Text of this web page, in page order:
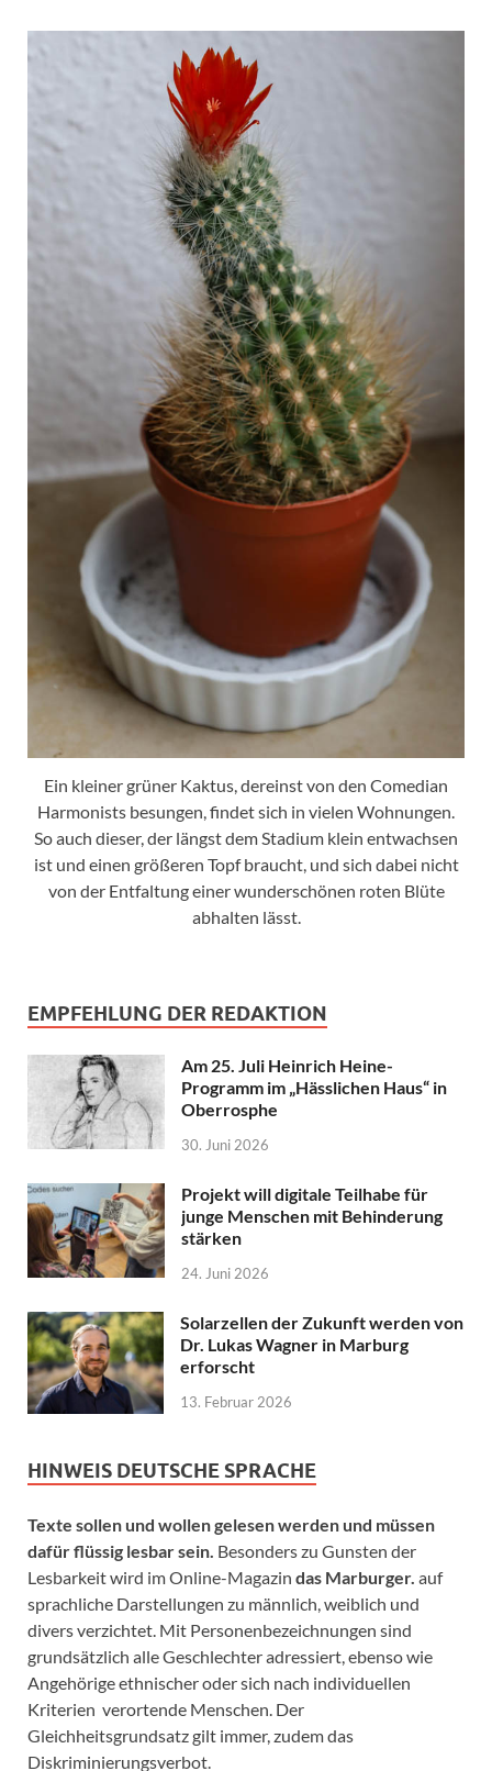
Ein kleiner grüner Kaktus, dereinst von den Comedian
Harmonists besungen, findet sich in vielen Wohnungen.
So auch dieser, der längst dem Stadium klein entwachsen
ist und einen größeren Topf braucht, und sich dabei nicht
von der Entfaltung einer wunderschönen roten Blüte
abhalten lässt.
EMPFEHLUNG DER REDAKTION
Am 25. Juli Heinrich Heine-
Programm im „Hässlichen Haus“ in
Oberrosphe
30. Juni 2026
Projekt will digitale Teilhabe für
junge Menschen mit Behinderung
stärken
24. Juni 2026
Solarzellen der Zukunft werden von
Dr. Lukas Wagner in Marburg
erforscht
13. Februar 2026
HINWEIS DEUTSCHE SPRACHE
Texte sollen und wollen gelesen werden und müssen
dafür flüssig lesbar sein. Besonders zu Gunsten der
Lesbarkeit wird im Online-Magazin das Marburger. auf
sprachliche Darstellungen zu männlich, weiblich und
divers verzichtet. Mit Personenbezeichnungen sind
grundsätzlich alle Geschlechter adressiert, ebenso wie
Angehörige ethnischer oder sich nach individuellen
Kriterien verortende Menschen. Der
Gleichheitsgrundsatz gilt immer, zudem das
Diskriminierungsverbot.